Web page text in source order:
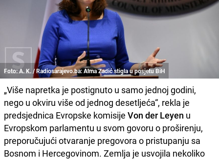
Foto: A. K. / Radiosarajevo.ba: Alma Zadić stigla u posjetu BiH
„Više napretka je postignuto u samo jednoj godini,
nego u okviru više od jednog desetljeća“, rekla je
predsjednica Evropske komisije Von der Leyen u
Evropskom parlamentu u svom govoru o proširenju,
preporučujući otvaranje pregovora o pristupanju sa
Bosnom i Hercegovinom. Zemlja je usvojila nekoliko